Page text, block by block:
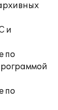
и
по
по